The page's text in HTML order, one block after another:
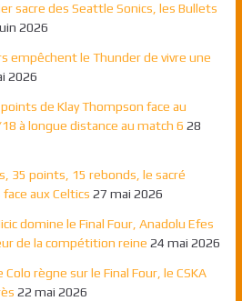
sacre des Seattle Sonics, les Bullets
2026
empêchent le Thunder de vivre une
2026
de Klay Thompson face au
à longue distance au match 6 28
35 points, 15 rebonds, le sacré
aux Celtics 27 mai 2026
domine le Final Four, Anadolu Efes
de la compétition reine 24 mai 2026
règne sur le Final Four, le CSKA
22 mai 2026